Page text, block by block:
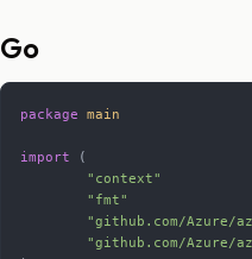
Go
package main
import (
	"context"
	"fmt"
"github.com/Azure/
"github.com/Azure/